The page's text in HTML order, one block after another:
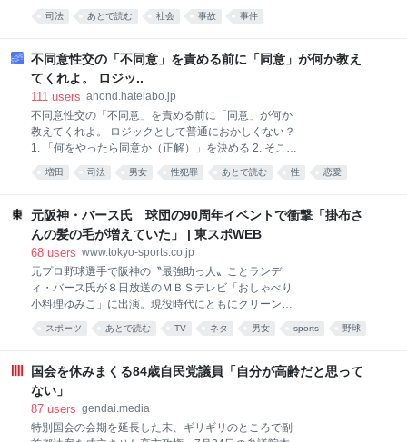
理（当時）が指示し、警察庁など複数の省庁が連携し
て対策をとりまとめた。社会的反響の大きさを受け、
を次々に行った。飯塚への非難感情も事故が注目され
た理由だった。 これが捜査の予期せぬ障害となった。
飯塚は「技官のトップ」、つまり位人臣を極めた元キ
「上級国民」と揶揄された。飯塚を逮捕せず、在宅捜
査をしていたことに対して「何らかの圧力を受けてい
るのではないか」という憶測を含んだ抗議の電話が警
視庁には殺到した。こうした動きに警視庁は神経を尖
対し、逮捕しない理由を
司法 あとで読む 社会 事故 事件
不同意性交の「不同意」を責める前に「同意」が何か教え
てくれよ。 ロジッ..
111 users anond.hatelabo.jp
不同意性交の「不同意」を責める前に「同意」が何か
教えてくれよ。 ロジックとして普通におかしくない？
1. 「何をやったら同意か（正解）」を決める 2. そこか
ら外れたら「不同意（不正解）」になる 順番として、
どう考えてもこれじゃないと無理でしょ。 正解のルー
るわけじゃん。 なのに今の議論って、「何をやったら
同意と言えるのか」の答えを誰も出せてない。 ・
「YES」って言ったら同意？（後から『脅されてた』
意？（途中で気分が変わったらアウト） ・雰囲気や空
気感？（相手の解釈次第でどうとでもなる） 正解の基
準が誰も分かってないのに、「お前のは不正解（不同
意）な！」って後から言われるの、ゲームとして成り
破綻
増田 司法 男女 性犯罪 あとで読む 性 恋愛
元阪神・バース氏 球団の90周年イベントで衝撃「掛布さ
んの髪の毛が増えていた」 | 東スポWEB
68 users www.tokyo-sports.co.jp
元プロ野球選手で阪神の〝最強助っ人〟ことランデ
ィ・バース氏が８日放送のＭＢＳテレビ「おしゃべり
小料理ゆみこ」に出演。現役時代にともにクリーンア
ップを担った掛布雅之氏、岡田彰布氏の裏話を披露し
た。 大の虎党として知られるＭＣの有働由美子から、
イガースの選手はみんなスピードがある。掛布さんも
岡田さんもみんな遅かった」と指摘。「その代わりに
私たちはホームランを打った」と付け加え、ニッコリ
と質問すると、バース氏は「阪神タイガース９０周年
スポーツ あとで読む TV ネタ 男女 sports 野球
国会を休みまくる84歳自民党議員「自分が高齢だと思って
ない」
87 users gendai.media
特別国会の会期を延長した末、ギリギリのところで副